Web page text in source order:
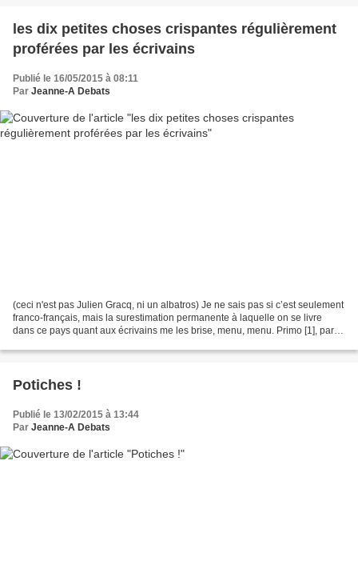
les dix petites choses crispantes régulièrement
proférées par les écrivains
Publié le 16/05/2015 à 08:11
Par Jeanne-A Debats
(ceci n'est pas Julien Gracq, ni un albatros) Je ne sais pas si c’est seulement
franco-français, mais la surestimation permanente à laquelle on se livre
dans ce pays quant aux écrivains me les brise, menu, menu. Primo [1], parce
Potiches !
Publié le 13/02/2015 à 13:44
Par Jeanne-A Debats